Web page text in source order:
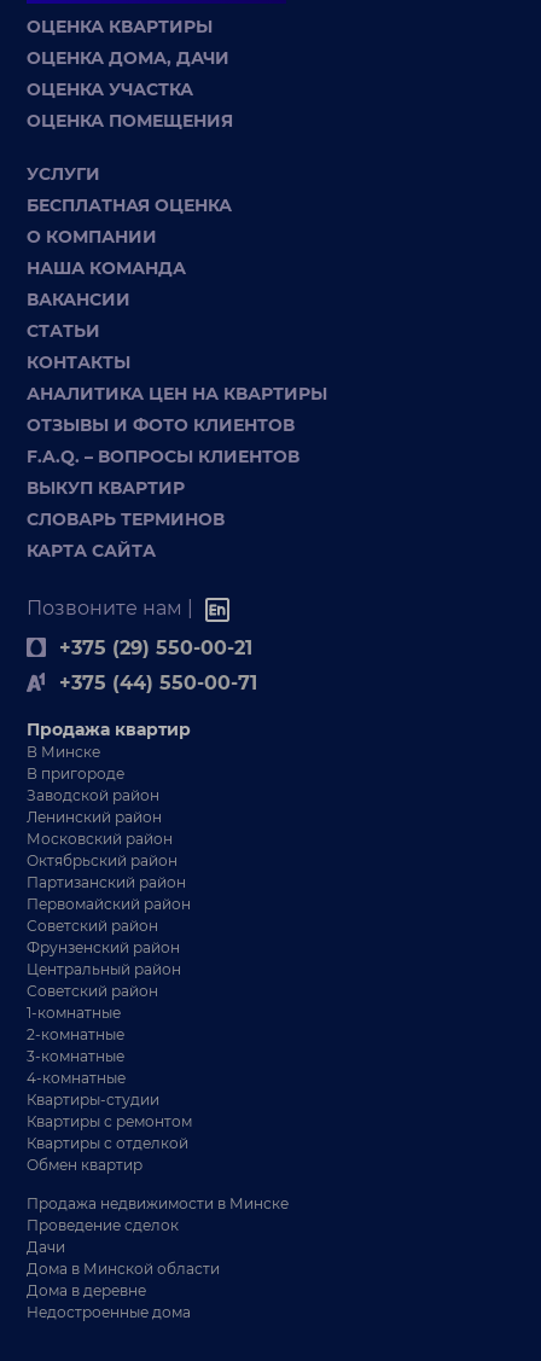
ОЦЕНКА КВАРТИРЫ
ОЦЕНКА ДОМА, ДАЧИ
ОЦЕНКА УЧАСТКА
ОЦЕНКА ПОМЕЩЕНИЯ
УСЛУГИ
БЕСПЛАТНАЯ ОЦЕНКА
О КОМПАНИИ
НАША КОМАНДА
ВАКАНСИИ
СТАТЬИ
КОНТАКТЫ
АНАЛИТИКА ЦЕН НА КВАРТИРЫ
ОТЗЫВЫ И ФОТО КЛИЕНТОВ
F.A.Q. – ВОПРОСЫ КЛИЕНТОВ
ВЫКУП КВАРТИР
СЛОВАРЬ ТЕРМИНОВ
КАРТА САЙТА
Позвоните нам |
+375 (29) 550-00-21
+375 (44) 550-00-71
Продажа квартир
В Минске
В пригороде
Заводской район
Ленинский район
Московский район
Октябрьский район
Партизанский район
Первомайский район
Советский район
Фрунзенский район
Центральный район
Советский район
1-комнатные
2-комнатные
3-комнатные
4-комнатные
Квартиры-студии
Квартиры с ремонтом
Квартиры с отделкой
Обмен квартир
Продажа недвижимости в Минске
Проведение сделок
Дачи
Дома в Минской области
Дома в деревне
Недостроенные дома